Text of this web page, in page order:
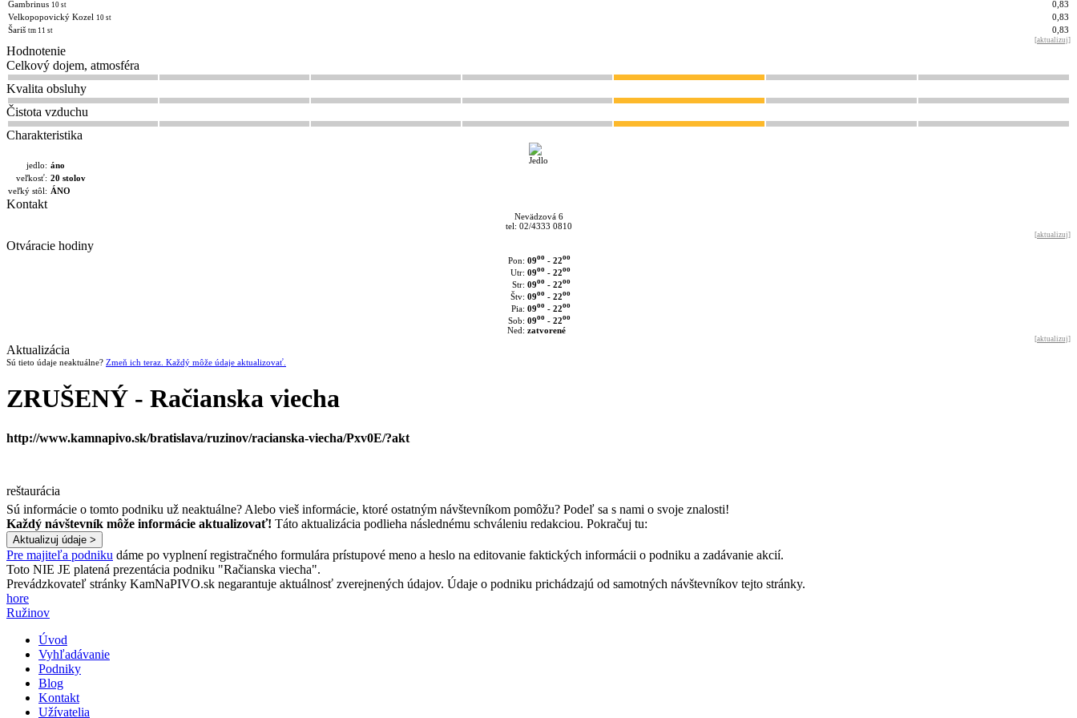
Gambrinus 10 st
0,83
Velkopopovický Kozel 10 st
0,83
Šariš tm 11 st 0,83
[aktualizuj]
Hodnotenie
Celkový dojem, atmosféra
Kvalita obsluhy
Čistota vzduchu
Charakteristika
jedlo: áno
veľkosť: 20 stolov
veľký stôl: ÁNO
Kontakt
Nevädzová 6
tel: 02/4333 0810
[aktualizuj]
Otváracie hodiny
Pon: 09oo- 22oo
Utr: 09oo- 22oo
Str: 09oo- 22oo
Štv: 09oo- 22oo
Pia: 09oo- 22oo
Sob: 09oo- 22oo
Ned: zatvorené
[aktualizuj]
Aktualizácia
Sú tieto údaje neaktuálne? Zmeň ich teraz. Každý môže údaje aktualizovať.
ZRUŠENÝ - Račianska viecha
http://www.kamnapivo.sk/bratislava/ruzinov/racianska-viecha/Pxv0E/?akt
reštaurácia
Sú informácie o tomto podniku už neaktuálne? Alebo vieš informácie, ktoré ostatným návštevníkom pomôžu? Podeľ sa s nami o svoje znalosti!
Každý návštevník môže informácie aktualizovať! Táto aktualizácia podlieha následnému schváleniu redakciou. Pokračuj tu:
Pre majiteľa podniku dáme po vyplnení registračného formulára prístupové meno a heslo na editovanie faktických informácii o podniku a zadávanie akcií.
Toto NIE JE platená prezentácia podniku "Račianska viecha".
Prevádzkovateľ stránky KamNaPIVO.sk negarantuje aktuálnosť zverejnených údajov. Údaje o podniku prichádzajú od samotných návštevníkov tejto stránky.
hore
Ružinov
Úvod
Vyhľadávanie
Podniky
Blog
Kontakt
Užívatelia